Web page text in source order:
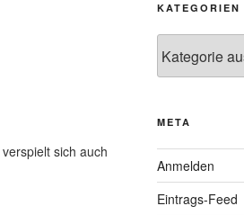
sich auch
KATEGORIEN
META
Anmelden
Eintrags-Feed